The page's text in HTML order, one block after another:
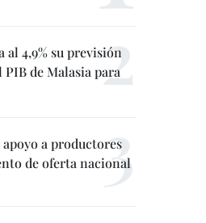
al 4,9% su previsión
de Malasia para
a productores
de oferta nacional